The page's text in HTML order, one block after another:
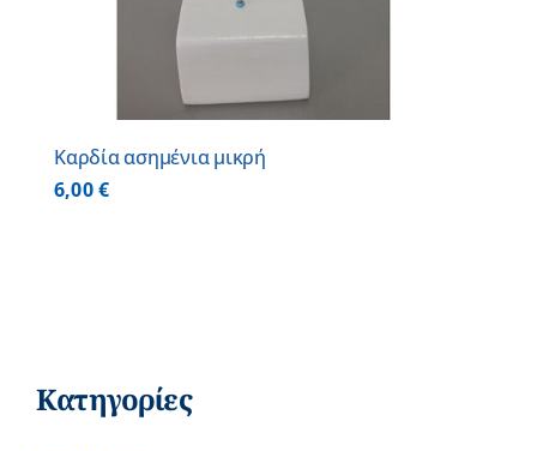
Καρδία ασημένια μικρή
6,00€
Κατηγορίες